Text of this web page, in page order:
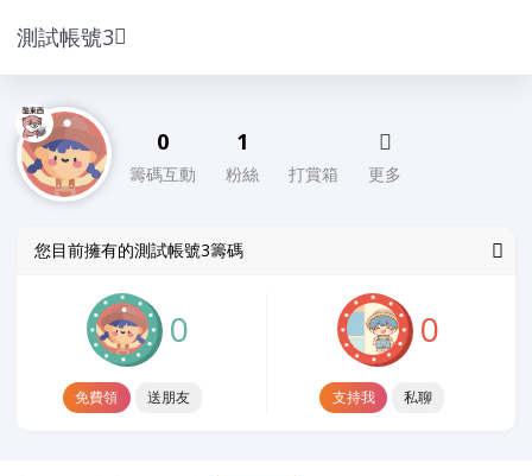
測試帳號3
0
籌碼互動
1
粉絲 打賞箱 更多
您目前擁有的測試帳號3籌碼
0
免費領 送朋友
0
支持我 私聊